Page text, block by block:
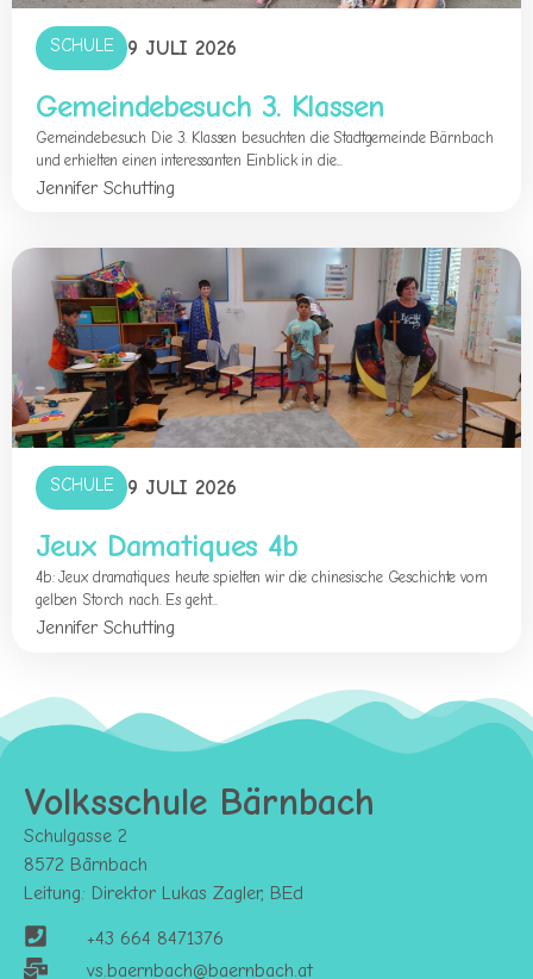
SCHULE 9 JULI 2026
Gemeindebesuch 3. Klassen
Gemeindebesuch Die 3. Klassen besuchten die Stadtgemeinde Bärnbach
und erhielten einen interessanten Einblick in die...
Jennifer Schutting
SCHULE 9 JULI 2026
Jeux Damatiques 4b
4b: Jeux dramatiques: heute spielten wir die chinesische Geschichte vom
gelben Storch nach. Es geht...
Jennifer Schutting
Volksschule Bärnbach
Schulgasse 2
8572 Bärnbach
Leitung: Direktor Lukas Zagler, BEd
+43 664 8471376
vs.baernbach@baernbach.at